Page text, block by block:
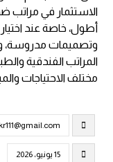
الاستثمار في مراتب
أطول، خاصة عند
وتصميمات مدروسة،
المراتب الفندقية
مختلف الاحتياجات
15 يونيو، 2026